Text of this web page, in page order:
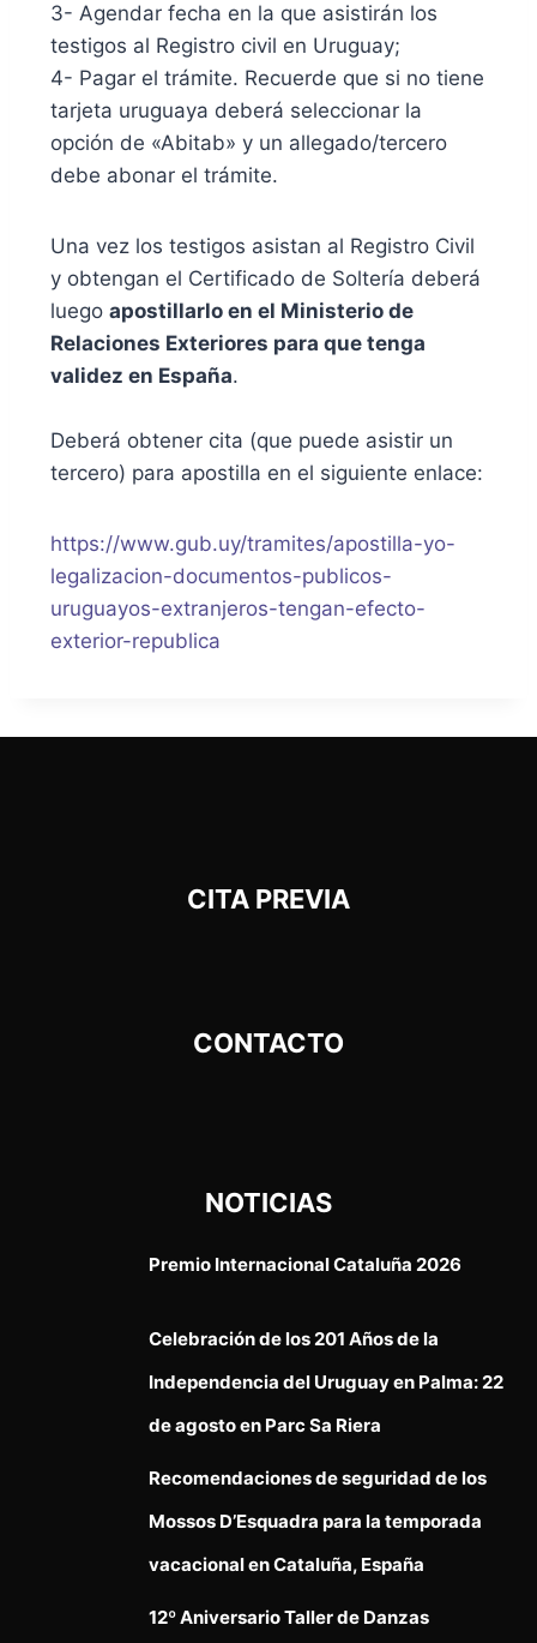
3- Agendar fecha en la que asistirán los
testigos al Registro civil en Uruguay;
4- Pagar el trámite. Recuerde que si no tiene
tarjeta uruguaya deberá seleccionar la
opción de «Abitab» y un allegado/tercero
debe abonar el trámite.
Una vez los testigos asistan al Registro Civil
y obtengan el Certificado de Soltería deberá
luego apostillarlo en el Ministerio de
Relaciones Exteriores para que tenga
validez en España.
Deberá obtener cita (que puede asistir un
tercero) para apostilla en el siguiente enlace:
https://www.gub.uy/tramites/apostilla-yo-
legalizacion-documentos-publicos-
uruguayos-extranjeros-tengan-efecto-
exterior-republica
CITA PREVIA
CONTACTO
NOTICIAS
Premio Internacional Cataluña 2026
Celebración de los 201 Años de la
Independencia del Uruguay en Palma: 22
de agosto en Parc Sa Riera
Recomendaciones de seguridad de los
Mossos D’Esquadra para la temporada
vacacional en Cataluña, España
12º Aniversario Taller de Danzas